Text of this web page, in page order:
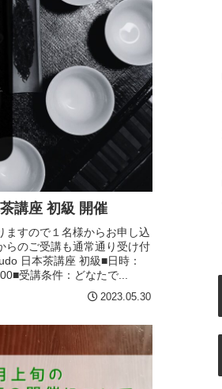
講座 初級 開催
すので１名様からお申し込
のご受講も通常通り受け付
日本茶講座 初級■日時：
受講条件：どなたで...
2023.05.30